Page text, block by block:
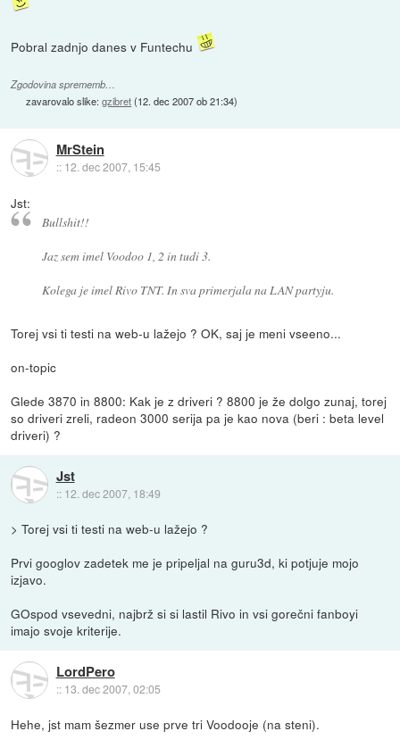
Pobral zadnjo danes v Funtechu
Zgodovina sprememb…
zavarovalo slike:gzibret(12. dec 2007 ob 21:34)
MrStein
:: 12. dec 2007, 15:45
Jst:
Bullshit!!
Jaz sem imel Voodoo 1, 2 in tudi 3.
Kolega je imel Rivo TNT. In sva primerjala na LAN partyju.
Torej vsi ti testi na web-u lažejo ? OK, saj je meni vseeno...
on-topic
Glede 3870 in 8800: Kak je z driveri ? 8800 je že dolgo zunaj, torej
so driveri zreli, radeon 3000 serija pa je kao nova (beri : beta level
driveri) ?
Jst
:: 12. dec 2007, 18:49
> Torej vsi ti testi na web-u lažejo ?
Prvi googlov zadetek me je pripeljal na guru3d, ki potjuje mojo
izjavo.
GOspod vsevedni, najbrž si si lastil Rivo in vsi gorečni fanboyi
imajo svoje kriterije.
LordPero
:: 13. dec 2007, 02:05
Hehe, jst mam šezmer use prve tri Voodooje (na steni).